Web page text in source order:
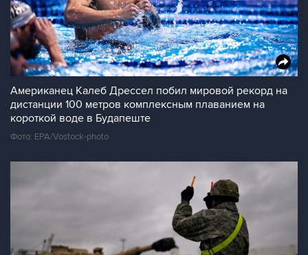
Американец Калеб Дрессел побил мировой рекорд на
дистанции 100 метров комплексным плаванием на
короткой воде в Будапеште
Фото: EPA/Vostock-photo